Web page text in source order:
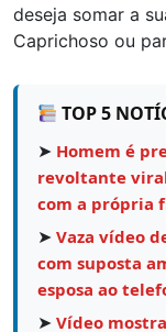
deseja somar a
Caprichoso ou
TOP 5
➤ Homem é
revoltante
com a própria
➤ Vaza vídeo
com suposta
esposa ao
➤ Vídeo